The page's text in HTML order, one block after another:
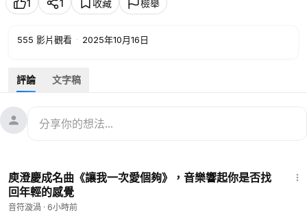
1 1 收藏 檢舉
555 影片觀看 · 2025年10月16日
評論 文字稿
庾澄慶成名曲《讓我一次愛個夠》，音樂響起你是否找
回年輕的感覺
音符漩渦 · 6小時前